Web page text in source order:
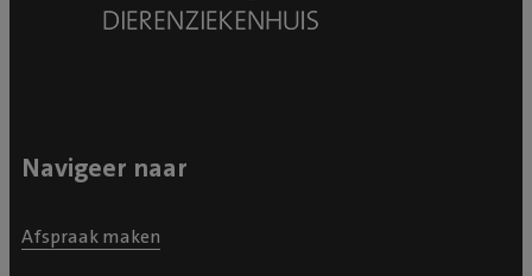
hem liever thuis zouden willen zien herstellen gezien
mochten zelfs achter even kijken hoe het moest. We
kat omging: hij had echt wat harten gestolen. Thuis
Navigeer naar
Afspraak maken